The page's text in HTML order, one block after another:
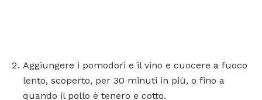
Aggiungere i pomodori e il vino e cuocere a fuoco
lento, scoperto, per 30 minuti in più, o fino a
quando il pollo è tenero e cotto.